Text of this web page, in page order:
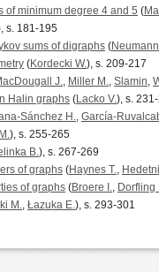
of minimum degree 4 and 5 (
s. 181-195
sums of digraphs (
(Kordecki W.), s. 209-217
J., Miller M., Slamin,
Halin graphs (Lacko V.), s.
Sánchez H., García-
), s. 255-265
B.), s. 267-269
of graphs (Haynes T.,
of graphs (Broere I., Dorfling
M., Łazuka E.), s. 293-301